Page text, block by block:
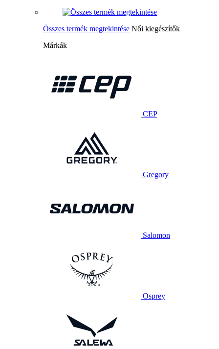
Összes termék megtekintése Női kiegészítők
Márkák
CEP
Gregory
Salomon
Osprey